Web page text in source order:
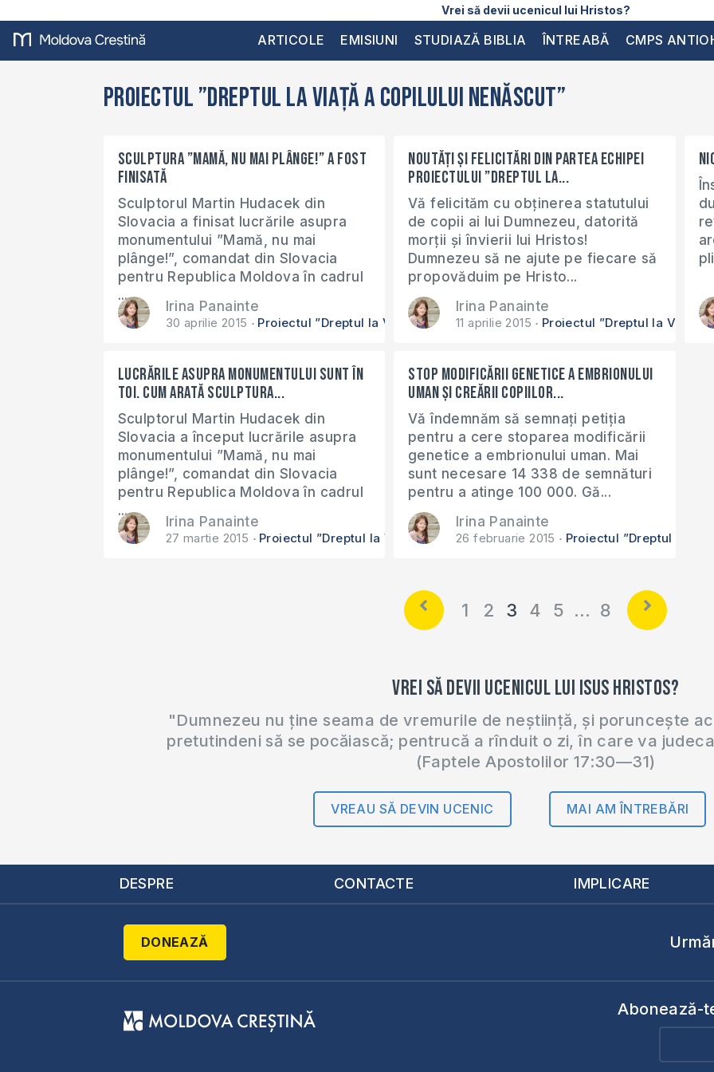
Vrei să devii ucenicul lui Hristos?
ARTICOLE EMISIUNI STUDIAZĂ BIBLIA ÎNTREABĂ CMPS
Proiectul ”Dreptul la Viață a Copilului Nenăscut”
Sculptura ”Mamă, nu mai plânge!” a fost
finisată
Sculptorul Martin Hudacek din
Slovacia a finisat lucrările asupra
monumentului ”Mamă, nu mai
plânge!”, comandat din Slovacia
pentru Republica Moldova în cadrul
...
Irina Panainte
30 aprilie 2015 Proiectul ”Dreptul la Viață a Copilului Nenăscut”
Noutăți și felicitări din partea echipei
proiectului ”Dreptul la...
Vă felicităm cu obținerea statutului
de copii ai lui Dumnezeu, datorită
morții și învierii lui Hristos!
Dumnezeu să ne ajute pe fiecare să
propovăduim pe Hristo...
Irina Panainte
11 aprilie 2015 Proiectul ”Dreptul la Viață
Lucrările asupra monumentului sunt în
toi. Cum arată sculptura...
Sculptorul Martin Hudacek din
Slovacia a început lucrările asupra
monumentului ”Mamă, nu mai
plânge!”, comandat din Slovacia
pentru Republica Moldova în cadrul
...
Irina Panainte
27 martie 2015 Proiectul ”Dreptul la Viață a Copilului Nenăscut”
STOP modificării genetice a embrionului
uman și creării copiilor...
Vă îndemnăm să semnați petiția
pentru a cere stoparea modificării
genetice a embrionului uman. Mai
sunt necesare 14 338 de semnături
pentru a atinge 100 000. Gă...
Irina Panainte
26 februarie 2015 Proiectul ”Dreptul la
1 2 3 4 5 … 8
Vrei să devii ucenicul lui Isus Hristos?
"Dumnezeu nu ține seama de vremurile de neștiință, și poruncește
pretutindeni să se pocăiască; pentrucă a rînduit o zi, în care va
(Faptele Apostolilor 17:30—31)
VREAU SĂ DEVIN UCENIC MAI AM ÎNTREBĂRI
DESPRE CONTACTE IMPLICARE
DONEAZĂ
Abonează-